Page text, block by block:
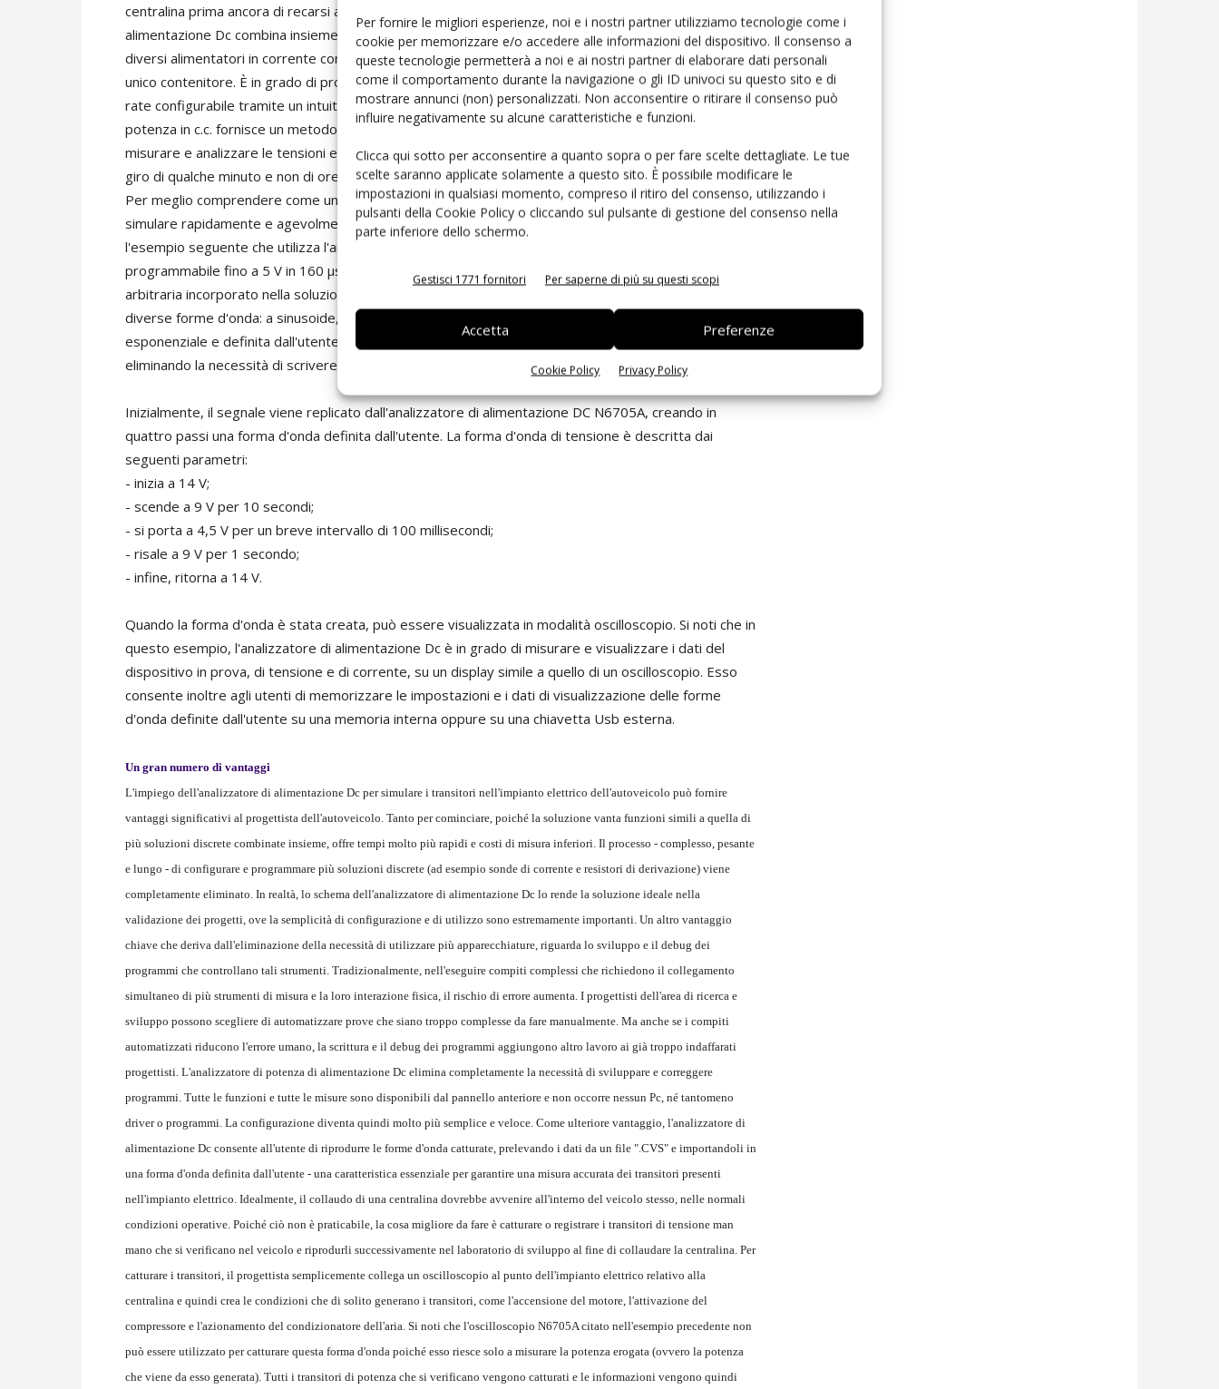
Per fornire le migliori esperienze, noi e i nostri partner utilizziamo tecnologie come i
cookie per memorizzare e/o accedere alle informazioni del dispositivo. Il consenso a
queste tecnologie permetterà a noi e ai nostri partner di elaborare dati personali
come il comportamento durante la navigazione o gli ID univoci su questo sito e di
mostrare annunci (non) personalizzati. Non acconsentire o ritirare il consenso può
influire negativamente su alcune caratteristiche e funzioni.
Clicca qui sotto per acconsentire a quanto sopra o per fare scelte dettagliate. Le tue
scelte saranno applicate solamente a questo sito. È possibile modificare le
impostazioni in qualsiasi momento, compreso il ritiro del consenso, utilizzando i
pulsanti della Cookie Policy o cliccando sul pulsante di gestione del consenso nella
parte inferiore dello schermo.
Gestisci 1771 fornitori Per saperne di più su questi scopi
Accetta Preferenze
Cookie Policy Privacy Policy
centralina prima ancora di recarsi al lontano e costoso laboratorio di qualificazione. L'analizzatore di
alimentazione Dc combina insieme più strumenti, tra cui un generatore di forme d'onde arbitrarie,
diversi alimentatori in corrente continua, un multimetro digitale, un oscilloscopio e un data logger
unico contenitore. È in grado di produrre differenti forme d'onda di tensione e possiede uno slew-
rate configurabile tramite un intuitivo pannello frontale. Grazie a queste funzioni, l'analizzatore di
potenza in c.c. fornisce un metodo economico, semplice e altamente efficiente per generare,
misurare e analizzare le tensioni e le correnti in continua presenti nei componenti elettrici. Questo nel
giro di qualche minuto e non di ore, e senza dover scrivere una singola riga di codice.
Per meglio comprendere come un analizzatore di alimentazione Dc possa essere utilizzato per
simulare rapidamente e agevolmente i transitori nell'impianto elettrico di un autoveicolo, si consideri
l'esempio seguente che utilizza l'analizzatore di alimentazione Dc
programmabile fino a 5 V in 160 µs, a seconda del modulo utilizzato. Il controllo della forma d'onda
arbitraria incorporato nella soluzione consente al progettista di creare tensioni e correnti con nove
diverse forme d'onda: a sinusoide, a gradino, a impulso, a rampa, a trapezoide, a scalino,
esponenziale e definita dall'utente. Le forme d'onda sono tutte configurabili dal quadro strumenti,
eliminando la necessità di scrivere righe di codice.
Inizialmente, il segnale viene replicato dall'analizzatore di alimentazione DC N6705A, creando in
quattro passi una forma d'onda definita dall'utente. La forma d'onda di tensione è descritta dai
seguenti parametri:
- inizia a 14 V;
- scende a 9 V per 10 secondi;
- si porta a 4,5 V per un breve intervallo di 100 millisecondi;
- risale a 9 V per 1 secondo;
- infine, ritorna a 14 V.
Quando la forma d'onda è stata creata, può essere visualizzata in modalità oscilloscopio. Si noti che in
questo esempio, l'analizzatore di alimentazione Dc è in grado di misurare e visualizzare i dati del
dispositivo in prova, di tensione e di corrente, su un display simile a quello di un oscilloscopio. Esso
consente inoltre agli utenti di memorizzare le impostazioni e i dati di visualizzazione delle forme
d'onda definite dall'utente su una memoria interna oppure su una chiavetta Usb esterna.
Un gran numero di vantaggi
L'impiego dell'analizzatore di alimentazione Dc per simulare i transitori nell'impianto elettrico dell'autoveicolo può fornire
vantaggi significativi al progettista dell'autoveicolo. Tanto per cominciare, poiché la soluzione vanta funzioni simili a quella di
più soluzioni discrete combinate insieme, offre tempi molto più rapidi e costi di misura inferiori. Il processo - complesso, pesante
e lungo - di configurare e programmare più soluzioni discrete (ad esempio sonde di corrente e resistori di derivazione) viene
completamente eliminato. In realtà, lo schema dell'analizzatore di alimentazione Dc lo rende la soluzione ideale nella
validazione dei progetti, ove la semplicità di configurazione e di utilizzo sono estremamente importanti. Un altro vantaggio
chiave che deriva dall'eliminazione della necessità di utilizzare più apparecchiature, riguarda lo sviluppo e il debug dei
programmi che controllano tali strumenti. Tradizionalmente, nell'eseguire compiti complessi che richiedono il collegamento
simultaneo di più strumenti di misura e la loro interazione fisica, il rischio di errore aumenta. I progettisti dell'area di ricerca e
sviluppo possono scegliere di automatizzare prove che siano troppo complesse da fare manualmente. Ma anche se i compiti
automatizzati riducono l'errore umano, la scrittura e il debug dei programmi aggiungono altro lavoro ai già troppo indaffarati
progettisti. L'analizzatore di potenza di alimentazione Dc elimina completamente la necessità di sviluppare e correggere
programmi. Tutte le funzioni e tutte le misure sono disponibili dal pannello anteriore e non occorre nessun Pc, né tantomeno
driver o programmi. La configurazione diventa quindi molto più semplice e veloce. Come ulteriore vantaggio, l'analizzatore di
alimentazione Dc consente all'utente di riprodurre le forme d'onda catturate, prelevando i dati da un file ".CVS" e importandoli in
una forma d'onda definita dall'utente - una caratteristica essenziale per garantire una misura accurata dei transitori presenti
nell'impianto elettrico. Idealmente, il collaudo di una centralina dovrebbe avvenire all'interno del veicolo stesso, nelle normali
condizioni operative. Poiché ciò non è praticabile, la cosa migliore da fare è catturare o registrare i transitori di tensione man
mano che si verificano nel veicolo e riprodurli successivamente nel laboratorio di sviluppo al fine di collaudare la centralina. Per
catturare i transitori, il progettista semplicemente collega un oscilloscopio al punto dell'impianto elettrico relativo alla
centralina e quindi crea le condizioni che di solito generano i transitori, come l'accensione del motore, l'attivazione del
compressore e l'azionamento del condizionatore dell'aria. Si noti che l'oscilloscopio N6705A citato nell'esempio precedente non
può essere utilizzato per catturare questa forma d'onda poiché esso riesce solo a misurare la potenza erogata (ovvero la potenza
che viene da esso generata). Tutti i transitori di potenza che si verificano vengono catturati e le informazioni vengono quindi